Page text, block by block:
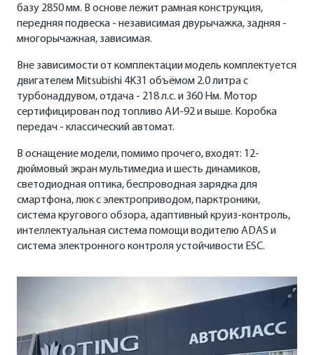
базу 2850 мм. В основе лежит рамная конструкция,
передняя подвеска - независимая двурычажка, задняя -
многорычажная, зависимая.
Вне зависимости от комплектации модель комплектуется
двигателем Mitsubishi 4K31 объёмом 2.0 литра с
турбонаддувом, отдача - 218 л.с. и 360 Нм. Мотор
сертифицирован под топливо АИ-92 и выше. Коробка
передач - классический автомат.
В оснащение модели, помимо прочего, входят: 12-
дюймовый экран мультимедиа и шесть динамиков,
светодиодная оптика, беспроводная зарядка для
смартфона, люк с электроприводом, парктроники,
система кругового обзора, адаптивный круиз-контроль,
интеллектуальная система помощи водителю ADAS и
система электронного контроля устойчивости ESC.